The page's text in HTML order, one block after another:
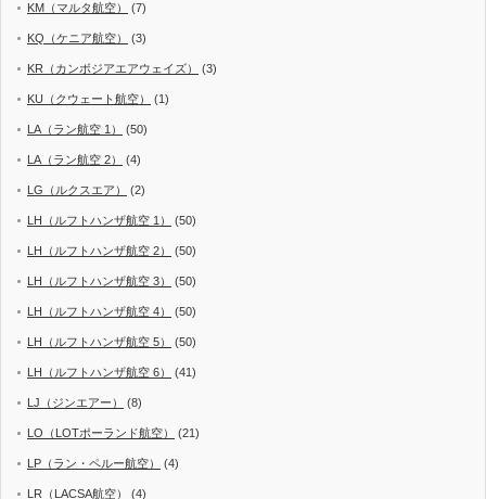
KM（マルタ航空） (7)
KQ（ケニア航空） (3)
KR（カンボジアエアウェイズ） (3)
KU（クウェート航空） (1)
LA（ラン航空 1） (50)
LA（ラン航空 2） (4)
LG（ルクスエア） (2)
LH（ルフトハンザ航空 1） (50)
LH（ルフトハンザ航空 2） (50)
LH（ルフトハンザ航空 3） (50)
LH（ルフトハンザ航空 4） (50)
LH（ルフトハンザ航空 5） (50)
LH（ルフトハンザ航空 6） (41)
LJ（ジンエアー） (8)
LO（LOTポーランド航空） (21)
LP（ラン・ペルー航空） (4)
LR（LACSA航空） (4)